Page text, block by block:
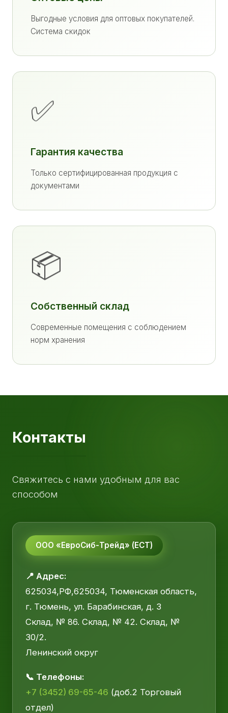
Выгодные условия для оптовых покупателей.
Система скидок
✅
Гарантия качества
Только сертифицированная продукция с
документами
📦
Собственный склад
Современные помещения с соблюдением
норм хранения
Контакты
Свяжитесь с нами удобным для вас
способом
ООО «ЕвроСиб-Трейд» (ЕСТ)
📍 Адрес:
625034,РФ,625034, Тюменская область,
г. Тюмень, ул. Барабинская, д. 3
Склад, № 86. Склад, № 42. Склад, №
30/2.
Ленинский округ
📞 Телефоны:
+7 (3452) 69-65-46 (доб.2 Торговый
отдел)